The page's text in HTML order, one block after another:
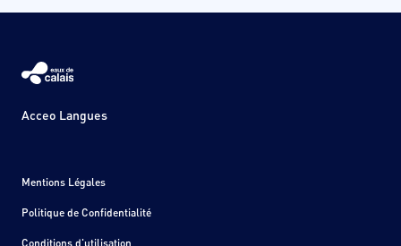
Acceo Langues
Mentions Légales
Politique de Confidentialité
Conditions d'utilisation